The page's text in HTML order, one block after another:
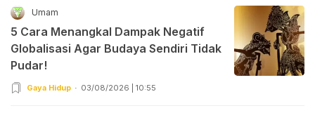
Umam
5 Cara Menangkal Dampak Negatif
Globalisasi Agar Budaya Sendiri Tidak
Pudar!
Gaya Hidup 03/08/2026 | 10:55